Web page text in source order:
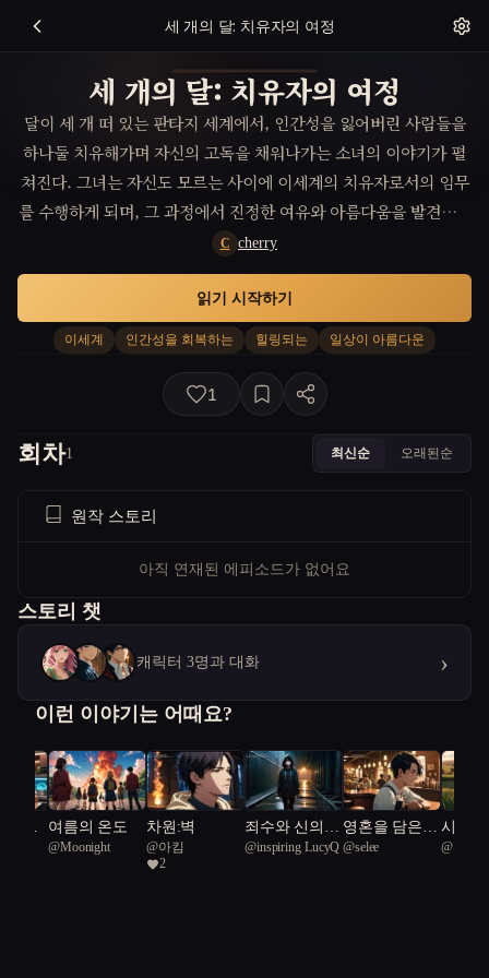
세 개의 달: 치유자의 여정
세 개의 달: 치유자의 여정
달이 세 개 떠 있는 판타지 세계에서, 인간성을 잃어버린 사람들을
하나둘 치유해가며 자신의 고독을 채워나가는 소녀의 이야기가 펼
쳐진다. 그녀는 자신도 모르는 사이에 이세계의 치유자로서의 임무
를 수행하게 되며, 그 과정에서 진정한 여유와 아름다움을 발견하게
된다.
C cherry
이세계 인간성을 회복하는 힐링되는 일상이 아름다운
읽기 시작하기
1
회차1 최신순 오래된순
원작 스토리
아직 연재된 에피소드가 없어요
스토리 챗
캐릭터 3명과 대화 ›
이런 이야기는 어때요?
: 캡
여름의 온도
@Moonight
차원:벽
@아킴
2
죄수와 신의
경계에서
@inspiring LucyQ
영혼을 담은
공간, 이오일
@selee
시간
속에
@피루